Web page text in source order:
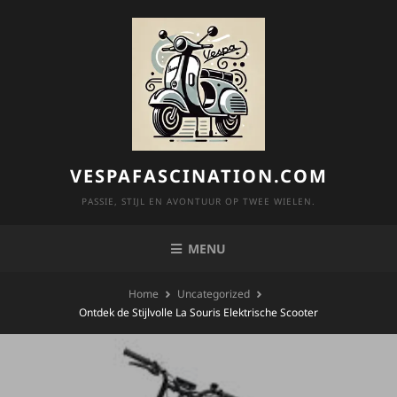
VESPAFASCINATION.COM
PASSIE, STIJL EN AVONTUUR OP TWEE WIELEN.
MENU
Home
Uncategorized
Ontdek de Stijlvolle La Souris Elektrische Scooter